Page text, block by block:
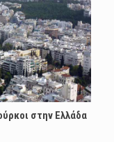
στην Ελλάδα